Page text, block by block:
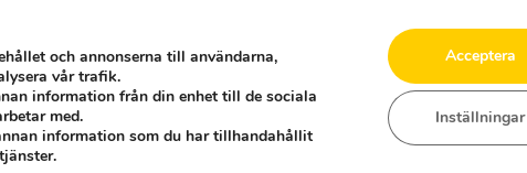
nytt enskilt avlopp
SENASTE NYHETERNA
och annonserna till användarna,
vår trafik.
information från din enhet till de sociala
med.
information som du har tillhandahållit
Acceptera
Inställningar